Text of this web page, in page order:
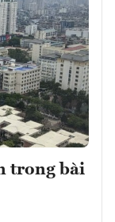
trong bài